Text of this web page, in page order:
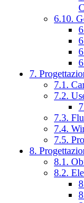
6.10.
7.
7.1.
7.2.
7.3.
7.4.
7.5.
8.
8.1.
8.2.